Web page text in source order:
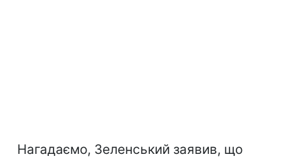
Нагадаємо, Зеленський заявив, що